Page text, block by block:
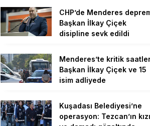
CHP’de Menderes
Başkan İlkay Çiçek
disipline sevk edildi
Menderes’te kritik
Başkan İlkay Çiçek ve 15
isim adliyede
Kuşadası Belediyesi’ne
operasyon: Tezcan’ın kızı